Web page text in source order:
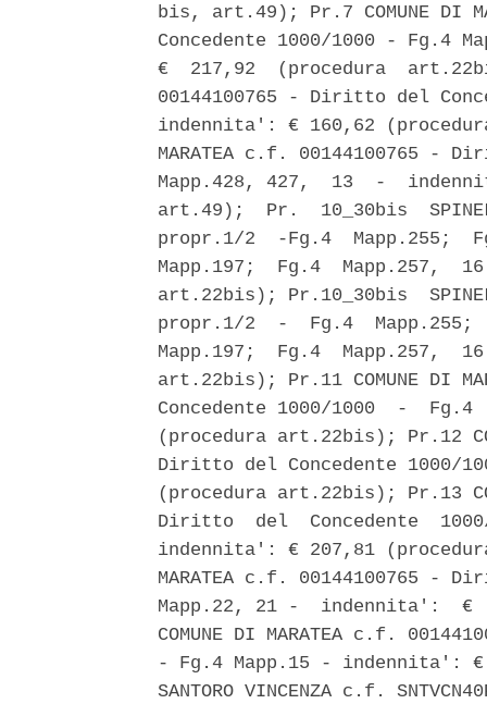
bis, art.49); Pr.7 COMUNE DI
Concedente 1000/1000 - Fg.4
€  217,92  (procedura
00144100765 - Diritto del
indennita': € 160,62
MARATEA c.f. 00144100765 -
Mapp.428, 427,  13  -
art.49);  Pr.  10_30bis
propr.1/2  -Fg.4  Mapp.255;
Mapp.197;  Fg.4  Mapp.257,
art.22bis); Pr.10_30bis
propr.1/2  -  Fg.4  Mapp.255;
Mapp.197;  Fg.4  Mapp.257,
art.22bis); Pr.11 COMUNE DI
Concedente 1000/1000  -
(procedura art.22bis); Pr.12
Diritto del Concedente 1000/
(procedura art.22bis); Pr.13
Diritto  del  Concedente
indennita': € 207,81
MARATEA c.f. 00144100765 -
Mapp.22, 21 -  indennita':  €
COMUNE DI MARATEA c.f.
- Fg.4 Mapp.15 - indennita':
SANTORO VINCENZA c.f.